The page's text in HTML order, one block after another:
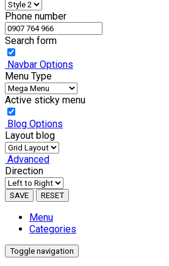
Phone number
Search form
Navbar Options
Menu Type
Active sticky menu
Blog Options
Layout blog
Advanced
Direction
SAVE RESET
Menu
Categories
Toggle navigation